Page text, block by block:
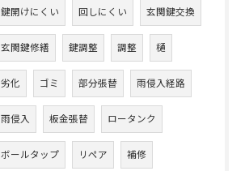
鍵開けにくい 回しにくい 玄関鍵交換
玄関鍵修繕 鍵調整 調整 樋
劣化 ゴミ 部分張替 雨侵入経路
雨侵入 板金張替 ロータンク
ボールタップ リペア 補修